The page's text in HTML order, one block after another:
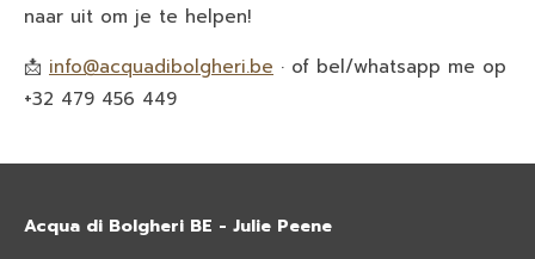
naar uit om je te helpen!
📩 info@acquadibolgheri.be · of bel/whatsapp me op
+32 479 456 449
Acqua di Bolgheri BE - Julie Peene